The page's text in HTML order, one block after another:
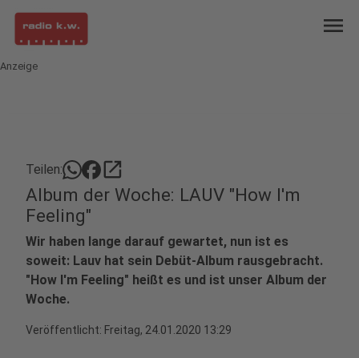
menu
Anzeige
Teilen: open_in_new
Album der Woche: LAUV "How I'm
Feeling"
Wir haben lange darauf gewartet, nun ist es
soweit: Lauv hat sein Debüt-Album rausgebracht.
"How I'm Feeling" heißt es und ist unser Album der
Woche.
Veröffentlicht: Freitag, 24.01.2020 13:29